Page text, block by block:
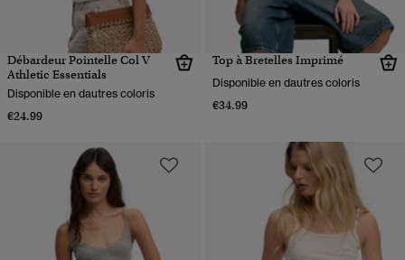
Débardeur Pointelle Col V
Athletic Essentials
Disponible en dautres coloris
€24.99
Top à Bretelles Imprimé
Disponible en dautres coloris
€34.99